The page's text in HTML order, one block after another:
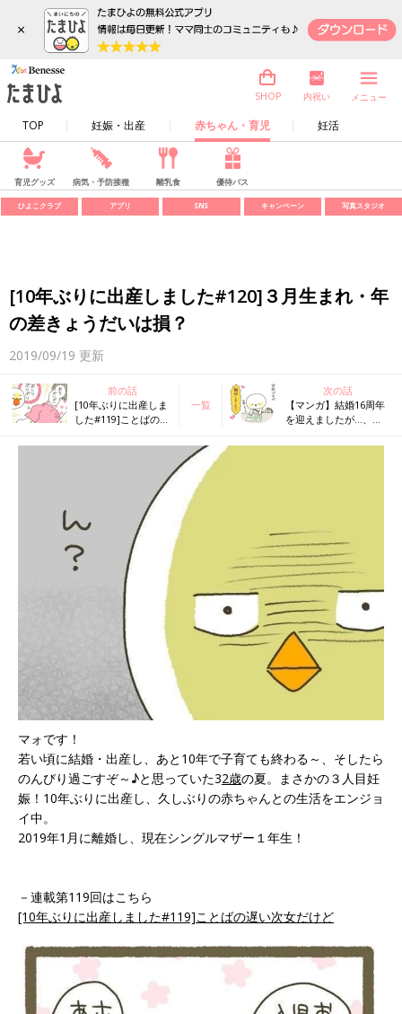
×
TOP 妊娠・出産 赤ちゃん・育児 妊活
SHOP 内祝い メニュー
育児グッズ 病気・予防接種 離乳食 優待パス
ひよこクラブ アプリ SNS キャンペーン 写真スタジオ
[10年ぶりに出産しました#120]３月生まれ・年
の差きょうだいは損？
2019/09/19 更新
前の話
[10年ぶりに出産しま
した#119]ことばの遅
一覧
次の話
【マンガ】結婚16周年
を迎えましたが…、離
マォです！
若い頃に結婚・出産し、あと10年で子育ても終わる～、そしたら
のんびり過ごすぞ～♪と思っていた32歳の夏。まさかの３人目妊
娠！10年ぶりに出産し、久しぶりの赤ちゃんとの生活をエンジョ
イ中。
2019年1月に離婚し、現在シングルマザー１年生！
－連載第119回はこちら
[10年ぶりに出産しました#119]ことばの遅い次女だけど